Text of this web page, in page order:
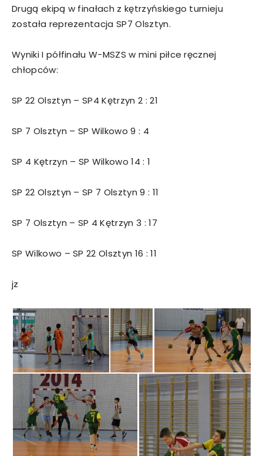
Drugą ekipą w finałach z kętrzyńskiego turnieju
została reprezentacja SP7 Olsztyn.
Wyniki I półfinału W-MSZS w mini piłce ręcznej
chłopców:
SP 22 Olsztyn – SP4 Kętrzyn 2 : 21
SP 7 Olsztyn – SP Wilkowo 9 : 4
SP 4 Kętrzyn – SP Wilkowo 14 : 1
SP 22 Olsztyn – SP 7 Olsztyn 9 : 11
SP 7 Olsztyn – SP 4 Kętrzyn 3 : 17
SP Wilkowo – SP 22 Olsztyn 16 : 11
jz